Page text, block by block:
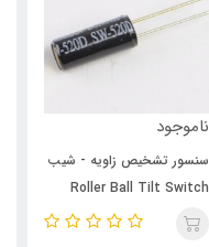
ناموجود
سنسور تشخیص زاویه - شیب
Roller Ball Tilt Switch